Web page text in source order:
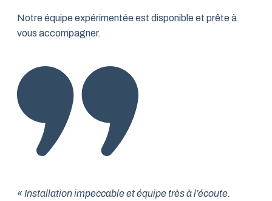
Notre équipe expérimentée est disponible et prête à
vous accompagner.
« Installation impeccable et équipe très à l’écoute.